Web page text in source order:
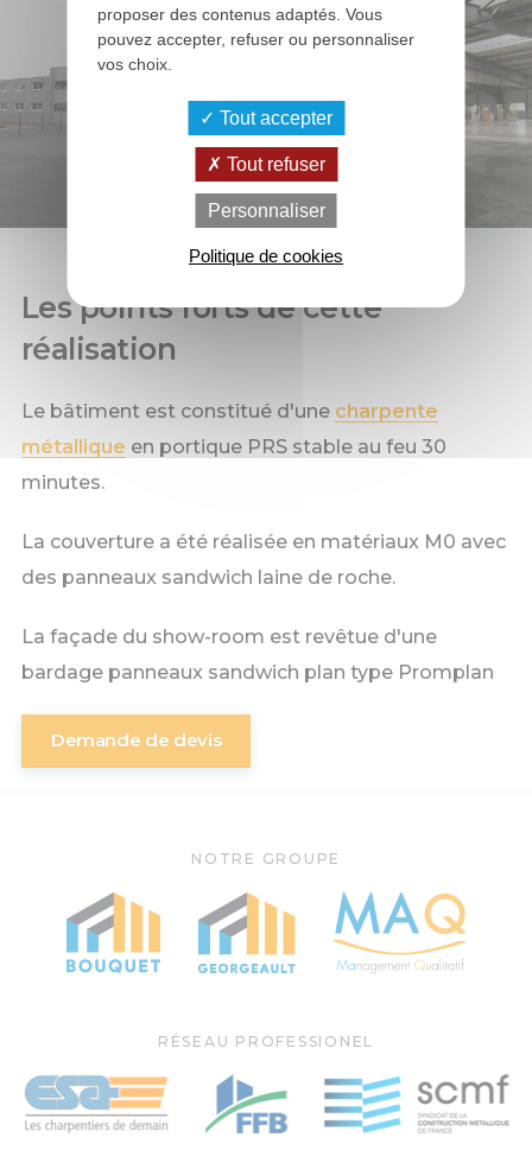
Les points forts de cette
réalisation
Le bâtiment est constitué d'une charpente
métallique en portique PRS stable au feu 30
minutes.
La couverture a été réalisée en matériaux M0 avec
des panneaux sandwich laine de roche.
La façade du show-room est revêtue d'une
bardage panneaux sandwich plan type Promplan
Demande de devis
NOTRE GROUPE
RÉSEAU PROFESSIONEL
proposer des contenus adaptés. Vous
pouvez accepter, refuser ou personnaliser
vos choix.
Tout accepter
Tout refuser
Personnaliser
Politique de cookies